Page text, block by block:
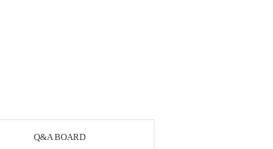
Q&A BOARD